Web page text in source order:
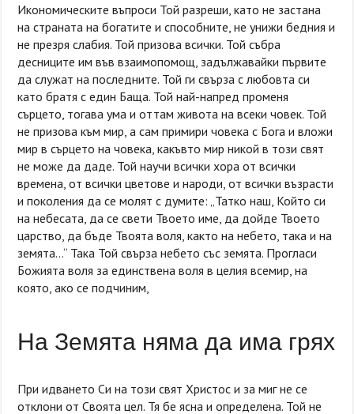
Икономическите въпроси Той разреши, като не застана
на страната на богатите и способните, не унижи бедния и
не презря слабия. Той призова всички. Той събра
десниците им във взаимопомощ, задължавайки първите
да служат на последните. Той ги свърза с любовта си
като братя с един Баща. Той най-напред променя
сърцето, тогава ума и оттам живота на всеки човек. Той
не призова към мир, а сам примири човека с Бога и вложи
мир в сърцето на човека, какъвто мир никой в този свят
не може да даде. Той научи всички хора от всички
времена, от всички цветове и народи, от всички възрасти
и поколения да се молят с думите: „Татко наш, Който си
на небесата, да се свети Твоето име, да дойде Твоето
царство, да бъде Твоята воля, както на небето, така и на
земята…“ Така Той свърза небето със земята. Прогласи
Божията воля за единствена воля в целия всемир, на
която, ако се подчиним,
На Земята няма да има грях
При идването Си на този свят Христос и за миг не се
отклони от Своята цел. Тя бе ясна и определена. Той не